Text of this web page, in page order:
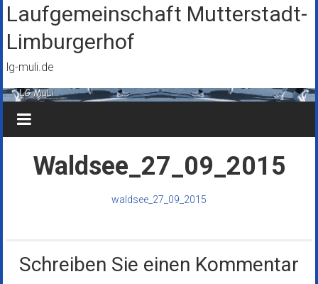
Zum
Inhalt
springen
Laufgemeinschaft Mutterstadt-
Limburgerhof
lg-muli.de
Waldsee_27_09_2015
waldsee_27_09_2015
Schreiben Sie einen Kommentar